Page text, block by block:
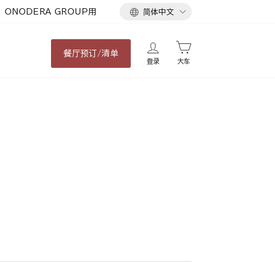
ONODERA GROUP用
语
简体中文
餐厅预订/清单
登录 大车